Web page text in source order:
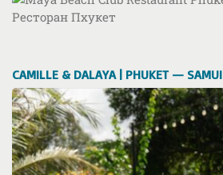
CAMILLE & DALAYA | PHUKET — SAMUI